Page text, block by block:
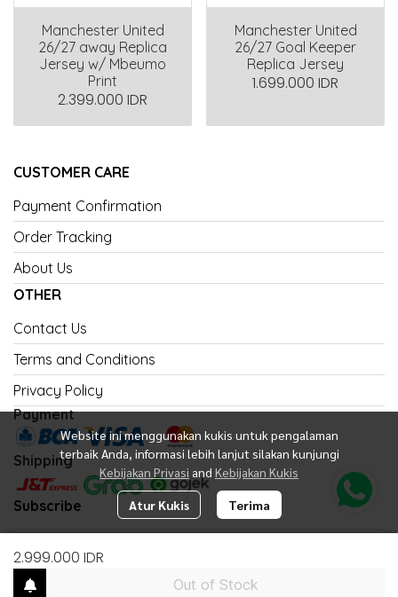
Manchester United
26/27 away Replica
Jersey w/ Mbeumo
Print
2.399.000 IDR
Manchester United
26/27 Goal Keeper
Replica Jersey
1.699.000 IDR
2.999.000 IDR
Out of Stock
Website ini menggunakan kukis untuk pengalaman
terbaik Anda, informasi lebih lanjut silakan kunjungi
Kebijakan Privasi and Kebijakan Kukis
Atur Kukis Terima
CUSTOMER CARE
Payment Confirmation
Order Tracking
About Us
OTHER
Contact Us
Terms and Conditions
Privacy Policy
Payment
Shipping
Subscribe
Subscribe